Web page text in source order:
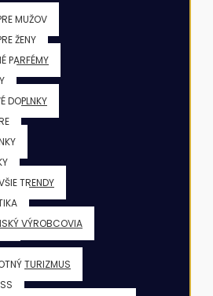
MUŽOV
ŽENY
PARFÉMY
DOPLNKY
TRENDY
VÝROBCOVIA
TURIZMUS